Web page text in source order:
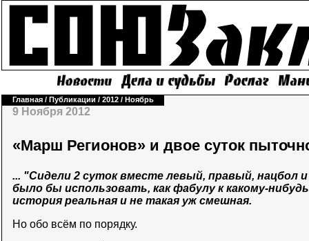
Главная / Публикации / 2012 / Ноябрь
9 Ноября 2012
«Марш Регионов» и двое суток
... "Сидели 2 суток вместе левый, правый, нацбол
было бы использовать, как фабулу к какому-
история реальная и не такая уж смешная.
Но обо всём по порядку.